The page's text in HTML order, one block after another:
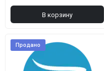
В корзину
Продано